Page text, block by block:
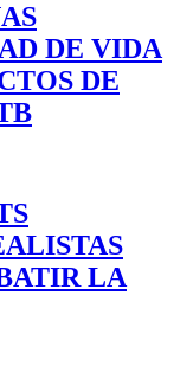
DE VIDA
DE
LA